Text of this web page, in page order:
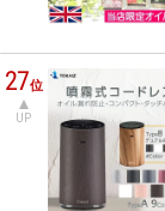
27位
UP